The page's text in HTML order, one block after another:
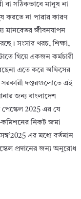
বা সঠিকভাবে মানুষ না
করতে না পারার কারণ
মানবেতর জীবনযাপন
সংসার খরচ, শিক্ষা,
গিয়ে একজন কর্মচারী
এতে করে অফিসের
সরকারী দপ্তরগুলোতে এই
জন্য বাংলাদেশ
পেস্কেল 2025 এর যে
কমিশনের নিকট জমা
এর মধ্যে বর্তমান
প্রদানের জন্য অনুরোধ